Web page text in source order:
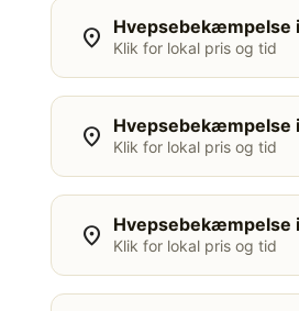
location_on Hvepsebekæmpelse
Klik for lokal pris og tid
location_on Hvepsebekæmpelse
Klik for lokal pris og tid
location_on Hvepsebekæmpelse
Klik for lokal pris og tid